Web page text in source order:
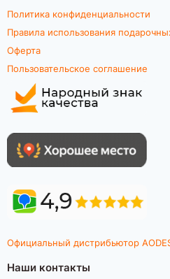
Политика конфиденциальности
Правила использования
Оферта
Пользовательское соглашение
Официальный дистрибьютор
Наши контакты